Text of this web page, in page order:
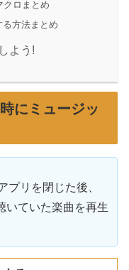
クロまとめ
方法まとめ
よう!
にミュージッ
プリを閉じた後、
いていた楽曲を再生